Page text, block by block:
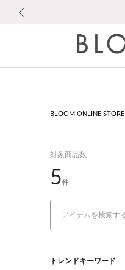
BLOOM ONLINE STORE
対象商品数
5件
トレンドキーワード